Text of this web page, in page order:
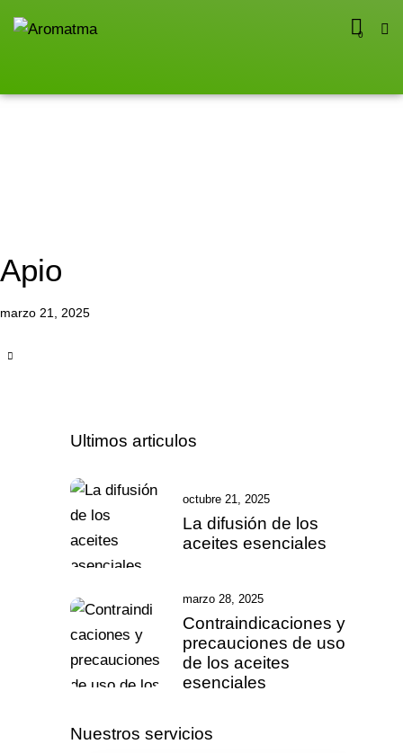
0
Apio
marzo 21, 2025
Ultimos articulos
octubre 21, 2025
La difusión de los
aceites esenciales
marzo 28, 2025
Contraindicaciones y
precauciones de uso
de los aceites
esenciales
Nuestros servicios